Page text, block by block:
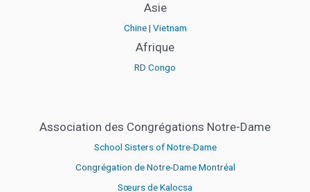
Asie
Chine| Vietnam
Afrique
RD Congo
Association des Congrégations Notre-Dame
School Sisters of Notre-Dame
Congrégation de Notre-Dame Montréal
Sœurs de Kalocsa